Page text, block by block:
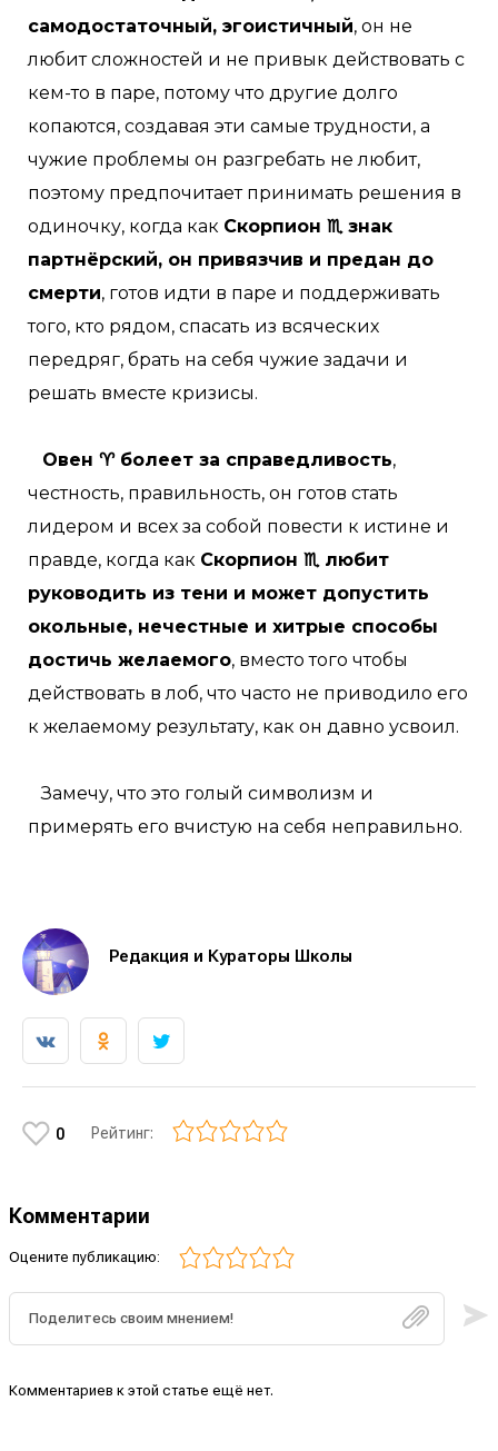
самодостаточный, эгоистичный, он не
любит сложностей и не привык действовать с
кем-то в паре, потому что другие долго
копаются, создавая эти самые трудности, а
чужие проблемы он разгребать не любит,
поэтому предпочитает принимать решения в
одиночку, когда как Скорпион ♏ знак
партнёрский, он привязчив и предан до
смерти, готов идти в паре и поддерживать
того, кто рядом, спасать из всяческих
передряг, брать на себя чужие задачи и
решать вместе кризисы.
Овен ♈ болеет за справедливость,
честность, правильность, он готов стать
лидером и всех за собой повести к истине и
правде, когда как Скорпион ♏ любит
руководить из тени и может допустить
окольные, нечестные и хитрые способы
достичь желаемого, вместо того чтобы
действовать в лоб, что часто не приводило его
к желаемому результату, как он давно усвоил.
Замечу, что это голый символизм и
примерять его вчистую на себя неправильно.
Редакция и Кураторы Школы
0 Рейтинг:
Комментарии
Оцените публикацию:
Комментариев к этой статье ещё нет.